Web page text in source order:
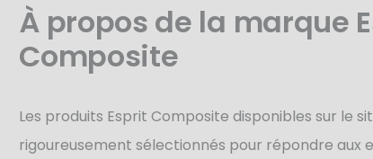
À propos de la marque
Composite
Les produits Esprit Composite disponibles sur le
rigoureusement sélectionnés pour répondre aux